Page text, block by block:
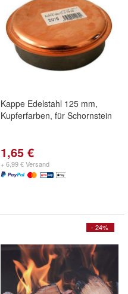
Kappe Edelstahl 125 mm,
Kupferfarben, für Schornstein
1,65 €
+ 6,99 € Versand
- 24%